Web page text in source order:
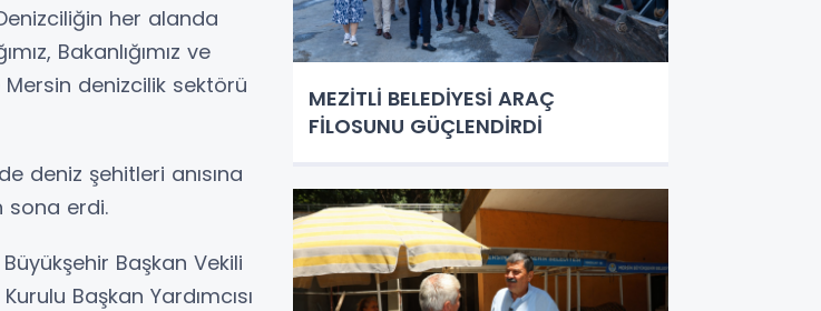
her alanda
Bakanlığımız ve
denizcilik sektörü
deniz şehitleri anısına
sona erdi.
Başkan Vekili
Başkan Yardımcısı
MEZİTLİ BELEDİYESİ ARAÇ
FİLOSUNU GÜÇLENDİRDİ